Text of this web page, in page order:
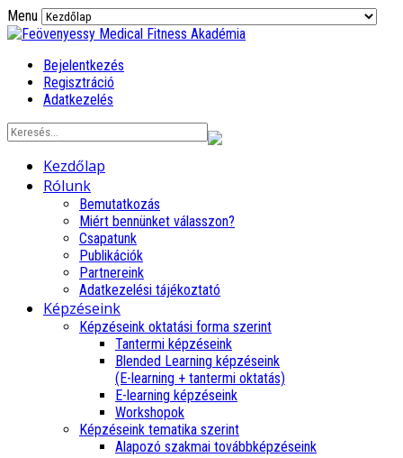
Menu
Bejelentkezés
Regisztráció
Adatkezelés
Kezdőlap
Rólunk
Bemutatkozás
Miért bennünket válasszon?
Csapatunk
Publikációk
Partnereink
Adatkezelési tájékoztató
Képzéseink
Képzéseink oktatási forma szerint
Tantermi képzéseink
Blended Learning képzéseink
(E-learning + tantermi oktatás)
E-learning képzéseink
Workshopok
Képzéseink tematika szerint
Alapozó szakmai továbbképzéseink